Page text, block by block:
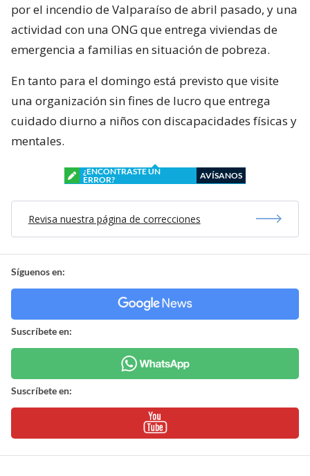
por el incendio de Valparaíso de abril pasado, y una
actividad con una ONG que entrega viviendas de
emergencia a familias en situación de pobreza.
En tanto para el domingo está previsto que visite
una organización sin fines de lucro que entrega
cuidado diurno a niños con discapacidades físicas y
mentales.
¿ENCONTRASTE UN
ERROR?
AVÍSANOS
Revisa nuestra página de correcciones
Síguenos en:
Suscríbete en:
Suscríbete en: